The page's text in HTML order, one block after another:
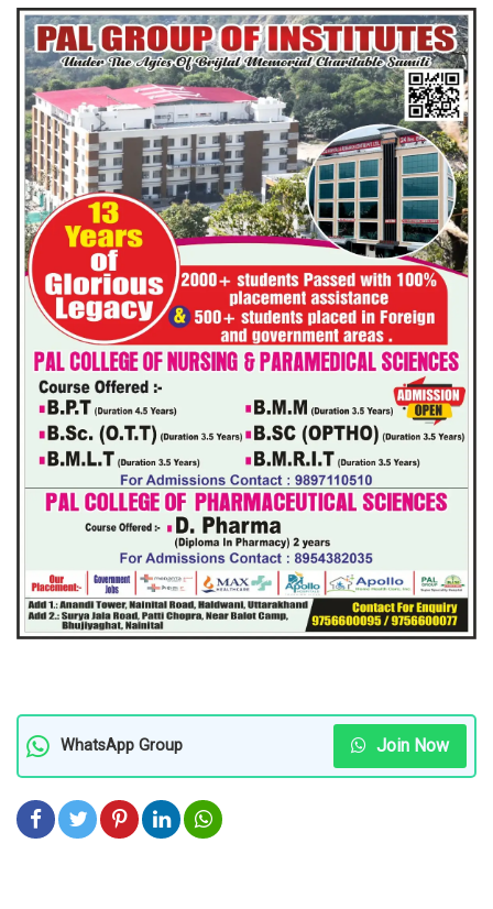
WhatsApp Group Join Now